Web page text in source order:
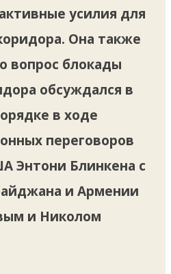
усилия для
Она также
вопрос блокады
обсуждался в
в ходе
переговоров
Энтони Блинкена с
и Армении
и Николом